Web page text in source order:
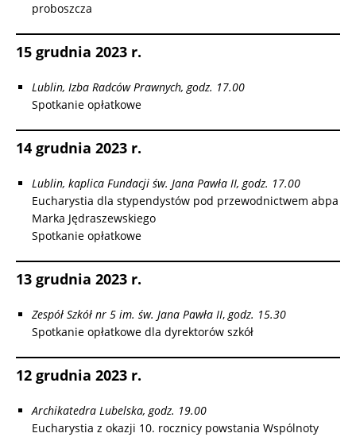
proboszcza
15 grudnia 2023 r.
Lublin, Izba Radców Prawnych, godz. 17.00
Spotkanie opłatkowe
14 grudnia 2023 r.
Lublin, kaplica Fundacji św. Jana Pawła II, godz. 17.00
Eucharystia dla stypendystów pod przewodnictwem abpa
Marka Jędraszewskiego
Spotkanie opłatkowe
13 grudnia 2023 r.
Zespół Szkół nr 5 im. św. Jana Pawła II,godz. 15.30
Spotkanie opłatkowe dla dyrektorów szkół
12 grudnia 2023 r.
Archikatedra Lubelska, godz. 19.00
Eucharystia z okazji 10. rocznicy powstania Wspólnoty